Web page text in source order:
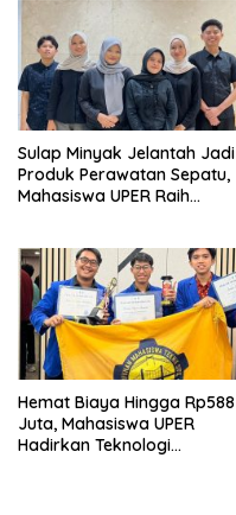
Sulap Minyak Jelantah Jadi
Produk Perawatan Sepatu,
Mahasiswa UPER Raih
Hemat Biaya Hingga Rp588
Juta, Mahasiswa UPER
Hadirkan Teknologi